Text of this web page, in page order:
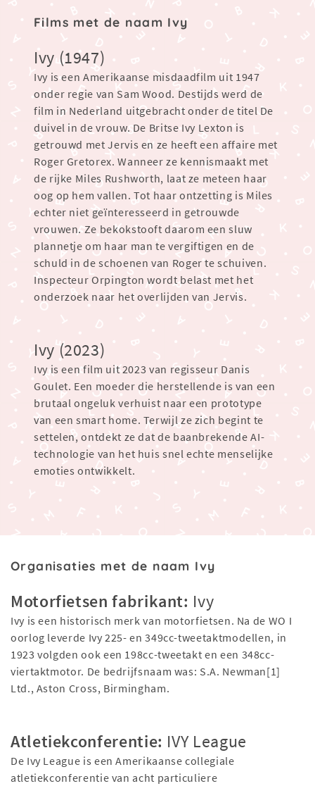
Films met de naam Ivy
Ivy (1947)
Ivy is een Amerikaanse misdaadfilm uit 1947
onder regie van Sam Wood. Destijds werd de
film in Nederland uitgebracht onder de titel De
duivel in de vrouw. De Britse Ivy Lexton is
getrouwd met Jervis en ze heeft een affaire met
Roger Gretorex. Wanneer ze kennismaakt met
de rijke Miles Rushworth, laat ze meteen haar
oog op hem vallen. Tot haar ontzetting is Miles
echter niet geïnteresseerd in getrouwde
vrouwen. Ze bekokstooft daarom een sluw
plannetje om haar man te vergiftigen en de
schuld in de schoenen van Roger te schuiven.
Inspecteur Orpington wordt belast met het
onderzoek naar het overlijden van Jervis.
Ivy (2023)
Ivy is een film uit 2023 van regisseur Danis
Goulet. Een moeder die herstellende is van een
brutaal ongeluk verhuist naar een prototype
van een smart home. Terwijl ze zich begint te
settelen, ontdekt ze dat de baanbrekende AI-
technologie van het huis snel echte menselijke
emoties ontwikkelt.
Organisaties met de naam Ivy
Motorfietsen fabrikant: Ivy
Ivy is een historisch merk van motorfietsen. Na de WO I
oorlog leverde Ivy 225- en 349cc-tweetaktmodellen, in
1923 volgden ook een 198cc-tweetakt en een 348cc-
viertaktmotor. De bedrijfsnaam was: S.A. Newman[1]
Ltd., Aston Cross, Birmingham.
Atletiekconferentie: IVY League
De Ivy League is een Amerikaanse collegiale
atletiekconferentie van acht particuliere